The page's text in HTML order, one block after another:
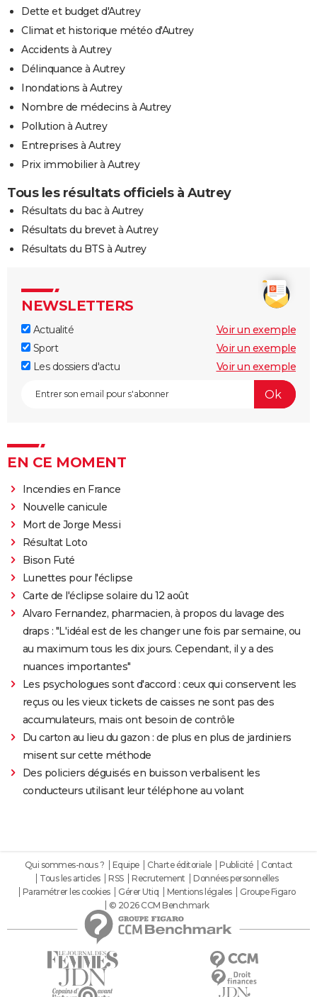
Dette et budget d'Autrey
Climat et historique météo d'Autrey
Accidents à Autrey
Délinquance à Autrey
Inondations à Autrey
Nombre de médecins à Autrey
Pollution à Autrey
Entreprises à Autrey
Prix immobilier à Autrey
Tous les résultats officiels à Autrey
Résultats du bac à Autrey
Résultats du brevet à Autrey
Résultats du BTS à Autrey
NEWSLETTERS
Actualité
Voir un exemple
Sport
Voir un exemple
Les dossiers d'actu
Voir un exemple
EN CE MOMENT
Incendies en France
Nouvelle canicule
Mort de Jorge Messi
Résultat Loto
Bison Futé
Lunettes pour l'éclipse
Carte de l'éclipse solaire du 12 août
Alvaro Fernandez, pharmacien, à propos du lavage des
draps : "L'idéal est de les changer une fois par semaine, ou
au maximum tous les dix jours. Cependant, il y a des
nuances importantes"
Les psychologues sont d'accord : ceux qui conservent les
reçus ou les vieux tickets de caisses ne sont pas des
accumulateurs, mais ont besoin de contrôle
Du carton au lieu du gazon : de plus en plus de jardiniers
misent sur cette méthode
Des policiers déguisés en buisson verbalisent les
conducteurs utilisant leur téléphone au volant
Qui sommes-nous ? Equipe Charte éditoriale Publicité
Contact
Tous les articles
RSS Recrutement
Données personnelles
Paramétrer les cookies
Gérer Utiq Mentions légales
Groupe Figaro
© 2026 CCM Benchmark